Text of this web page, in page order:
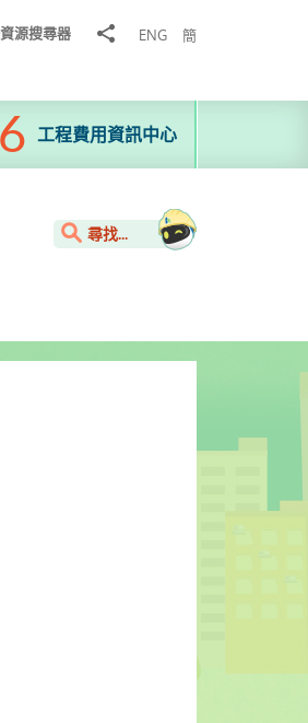
源搜尋器
分
ENG 簡
工程費用資訊中心
尋找...